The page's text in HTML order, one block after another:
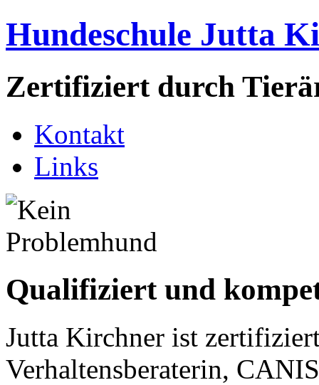
Hundeschule Jutta
Zertifiziert durch
Kontakt
Links
Qualifiziert und
Jutta Kirchner ist
Verhaltensberaterin,